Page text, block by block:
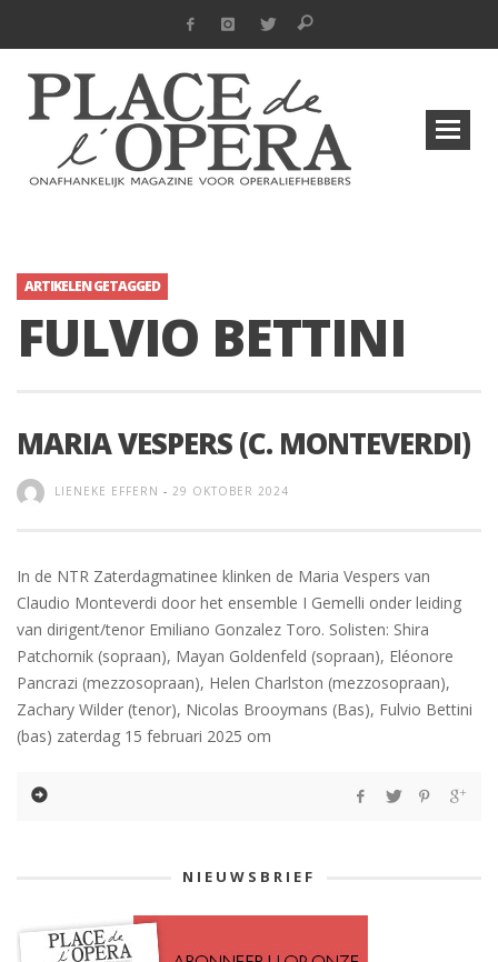
ARTIKELEN GETAGGED
FULVIO BETTINI
MARIA VESPERS (C. MONTEVERDI)
LIENEKE EFFERN - 29 OKTOBER 2024
In de NTR Zaterdagmatinee klinken de Maria Vespers van
Claudio Monteverdi door het ensemble I Gemelli onder leiding
van dirigent/tenor Emiliano Gonzalez Toro. Solisten: Shira
Patchornik (sopraan), Mayan Goldenfeld (sopraan), Eléonore
Pancrazi (mezzosopraan), Helen Charlston (mezzosopraan),
Zachary Wilder (tenor), Nicolas Brooymans (Bas), Fulvio Bettini
(bas) zaterdag 15 februari 2025 om
NIEUWSBRIEF